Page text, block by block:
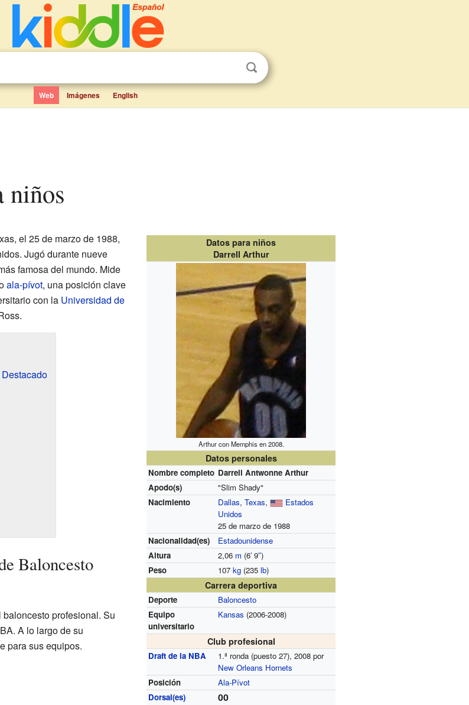
Web Imágenes English
niños
Datos para niños
Darrell Arthur
Arthur con Memphis en 2008.
Datos personales
Nombre completo Darrell Antwonne Arthur
Apodo(s)
"Slim Shady"
Nacimiento
Dallas,Texas,
Estados
Unidos
25 de marzo de 1988
Nacionalidad(es)
Estadounidense
Altura
2,06 m (6′ 9″)
Peso
107kg (235lb)
Carrera deportiva
Deporte
Baloncesto
Equipo
universitario
Kansas (2006-2008)
Club profesional
Draft de la NBA
1.ª ronda (puesto 27), 2008 por
New Orleans Hornets
Posición
Ala-Pívot
Dorsal(es)
00
el 25 de marzo de 1988,
Jugó durante nueve
famosa del mundo. Mide
ala-pívot, una posición clave
con la Universidad de
Baloncesto
profesional. Su
A lo largo de su
para sus equipos.